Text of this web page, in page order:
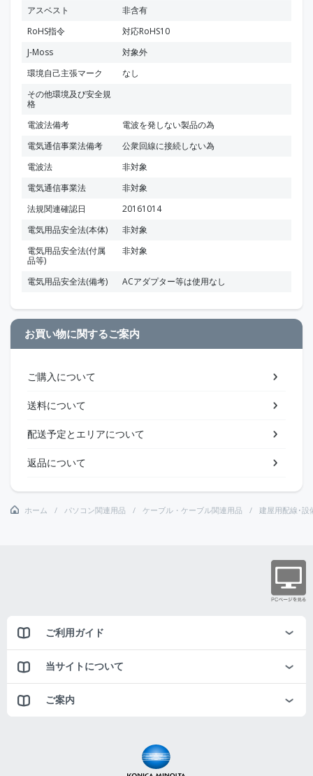
アスベスト
非含有
RoHS指令
対応RoHS10
J-Moss
対象外
環境自己主張マーク
なし
その他環境及び安全規
格
電波法備考
電波を発しない製品の為
電気通信事業法備考
公衆回線に接続しない為
電波法
非対象
電気通信事業法
非対象
法規関連確認日
20161014
電気用品安全法(本体)
非対象
電気用品安全法(付属
品等)
非対象
電気用品安全法(備考) ACアダプター等は使用なし
お買い物に関するご案内
ご購入について
送料について
配送予定とエリアについて
返品について
ホーム パソコン関連用品 ケーブル・ケーブル関連用品 建屋用配線･設
ご利用ガイド
当サイトについて
ご案内